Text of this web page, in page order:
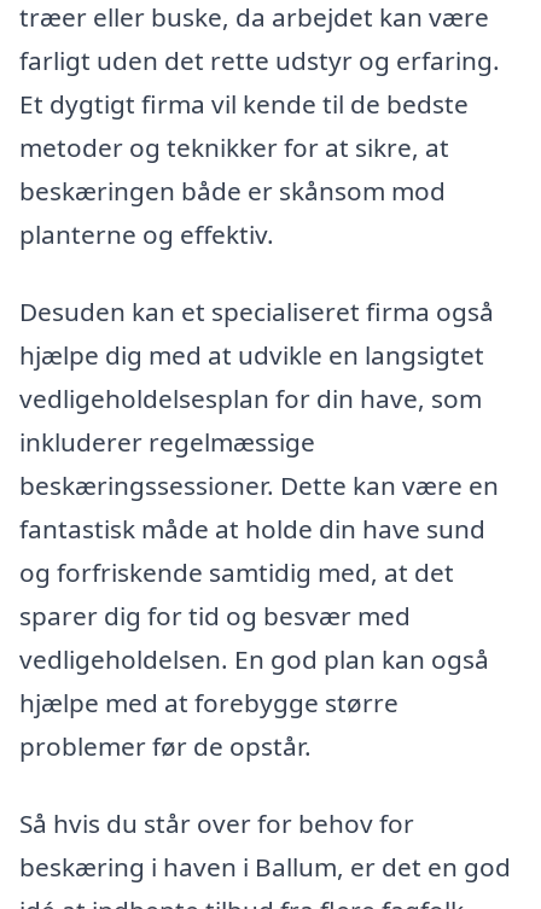
træer eller buske, da arbejdet kan være
farligt uden det rette udstyr og erfaring.
Et dygtigt firma vil kende til de bedste
metoder og teknikker for at sikre, at
beskæringen både er skånsom mod
planterne og effektiv.
Desuden kan et specialiseret firma også
hjælpe dig med at udvikle en langsigtet
vedligeholdelsesplan for din have, som
inkluderer regelmæssige
beskæringssessioner. Dette kan være en
fantastisk måde at holde din have sund
og forfriskende samtidig med, at det
sparer dig for tid og besvær med
vedligeholdelsen. En god plan kan også
hjælpe med at forebygge større
problemer før de opstår.
Så hvis du står over for behov for
beskæring i haven i Ballum, er det en god